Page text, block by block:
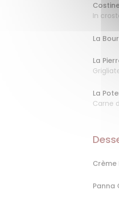
In
La
La
La
Carne
Crème
Panna